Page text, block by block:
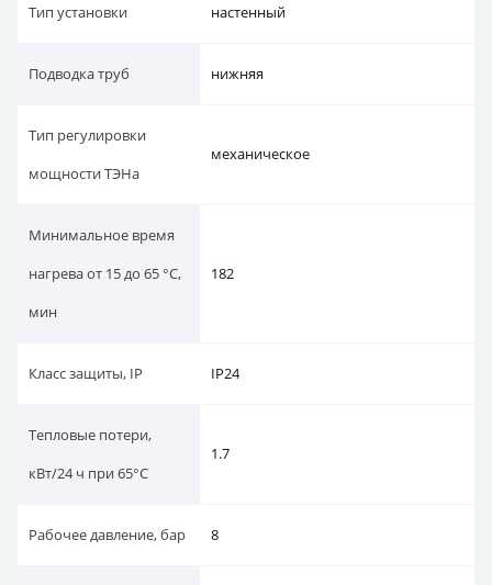
Тип установки настенный
Подводка труб нижняя
Тип регулировки
мощности ТЭНа
механическое
Минимальное время
нагрева от 15 до 65 °С,
мин
182
Класс защиты, IP IP24
Тепловые потери,
кВт/24 ч при 65°C
1.7
Рабочее давление, бар 8